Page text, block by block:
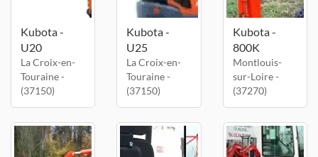
Kubota -
U20
La Croix-en-
Touraine -
(37150)
Kubota -
U25
La Croix-en-
Touraine -
(37150)
Kubota -
800K
Montlouis-
sur-Loire -
(37270)